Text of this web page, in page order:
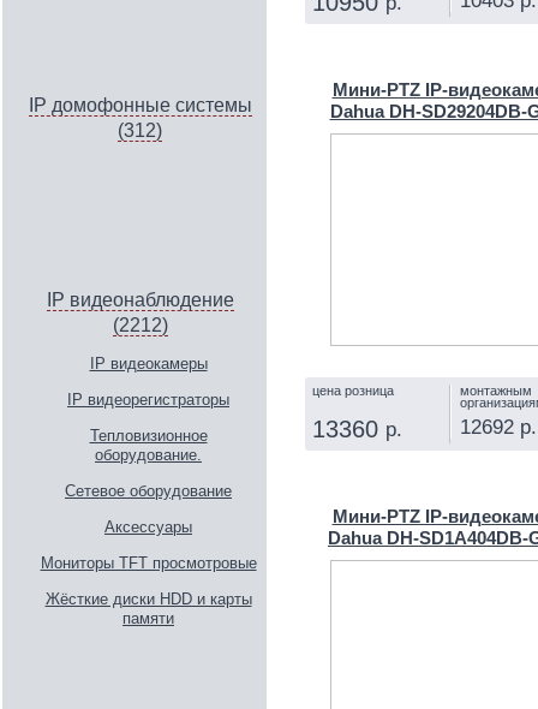
IP домофонные системы
(312)
IP видеонаблюдение
(2212)
IP видеокамеры
IP видеорегистраторы
Тепловизионное
оборудование.
Сетевое оборудование
Аксессуары
Мониторы TFT просмотровые
Жёсткие диски HDD и карты
памяти
Мини-PTZ IP-
Dahua DH-SD29204DB-
цена розница
13360 р.
монтажным
12692 р.
Мини-PTZ IP-
Dahua DH-SD1A404DB-